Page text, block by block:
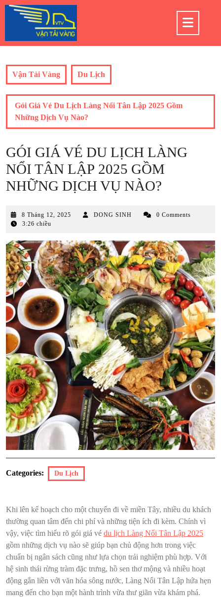
Skip
Vận Tải Vàng Du Lịch
Gói Giá Vé Du Lịch Làng Nổi Tân Lập 2025 Gồm
Những Dịch Vụ Nào?
GÓI GIÁ VÉ DU LỊCH LÀNG
NỔI TÂN LẬP 2025 GỒM
NHỮNG DỊCH VỤ NÀO?
8 Tháng 12, 2025
2025
DONG SINH
0 Comments
3:26 chiều
Categories: Du Lịch
Khi lên kế hoạch cho một chuyến đi về miền Tây, nhiều du khách
thường quan tâm đến chi phí và những tiện ích đi kèm. Chính vì
vậy, việc tìm hiểu rõ gói giá vé du lịch Làng Nổi Tân Lập 2025
gồm những dịch vụ nào sẽ giúp bạn chủ động hơn trong việc
chuẩn bị ngân sách cũng như lựa chọn trải nghiệm phù hợp. Với
hệ sinh thái rừng tràm đặc trưng, hồ sen thơ mộng và nhiều hoạt
động gắn liền với văn hóa sông nước, Làng Nổi Tân Lập hứa hẹn
mang đến cho bạn một hành trình vừa thư giãn vừa khám phá.